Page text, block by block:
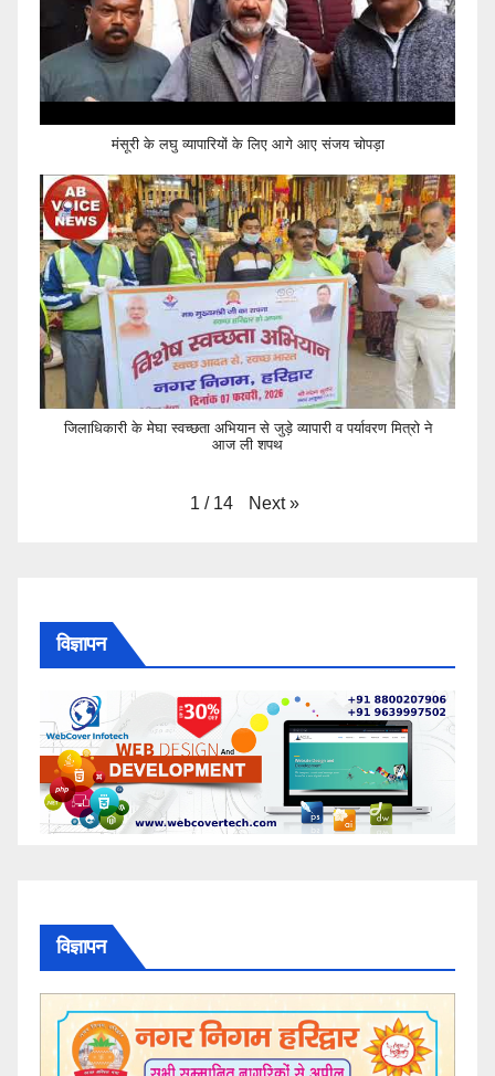
मंसूरी के लघु व्यापारियों के लिए आगे आए संजय चोपड़ा
जिलाधिकारी के मेघा स्वच्छता अभियान से जुड़े व्यापारी व पर्यावरण मित्रो ने
आज ली शपथ
1 / 14 Next »
विज्ञापन
विज्ञापन